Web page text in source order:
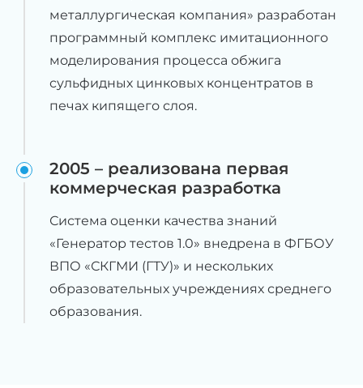
металлургическая компания» разработан
программный комплекс имитационного
моделирования процесса обжига
сульфидных цинковых концентратов в
печах кипящего слоя.
2005 – реализована первая
коммерческая разработка
Система оценки качества знаний
«Генератор тестов 1.0» внедрена в ФГБОУ
ВПО «СКГМИ (ГТУ)» и нескольких
образовательных учреждениях среднего
образования.